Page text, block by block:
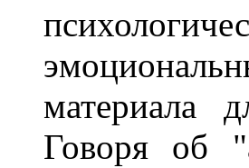
материала
Говоря об